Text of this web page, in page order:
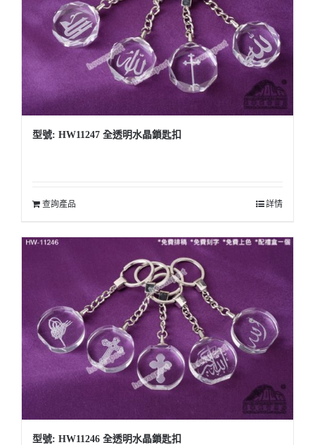
型號: HW11247 全透明水晶鎖匙扣
查詢產品 詳情
型號: HW11246 全透明水晶鎖匙扣